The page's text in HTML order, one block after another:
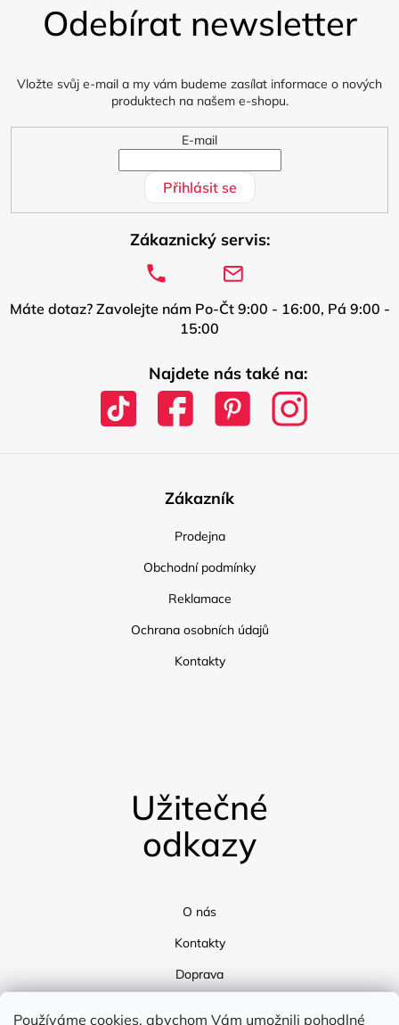
Používáme cookies, abychom Vám umožnili pohodlné
Odebírat newsletter
Vložte svůj e-mail a my vám budeme zasílat informace o nových
produktech na našem e-shopu.
E-mail
Přihlásit se
Zákaznický servis:
Máte dotaz? Zavolejte nám Po-Čt 9:00 - 16:00, Pá 9:00 -
15:00
Najdete nás také na:
Zákazník
Prodejna
Obchodní podmínky
Reklamace
Ochrana osobních údajů
Kontakty
Užitečné
odkazy
O nás
Kontakty
Doprava